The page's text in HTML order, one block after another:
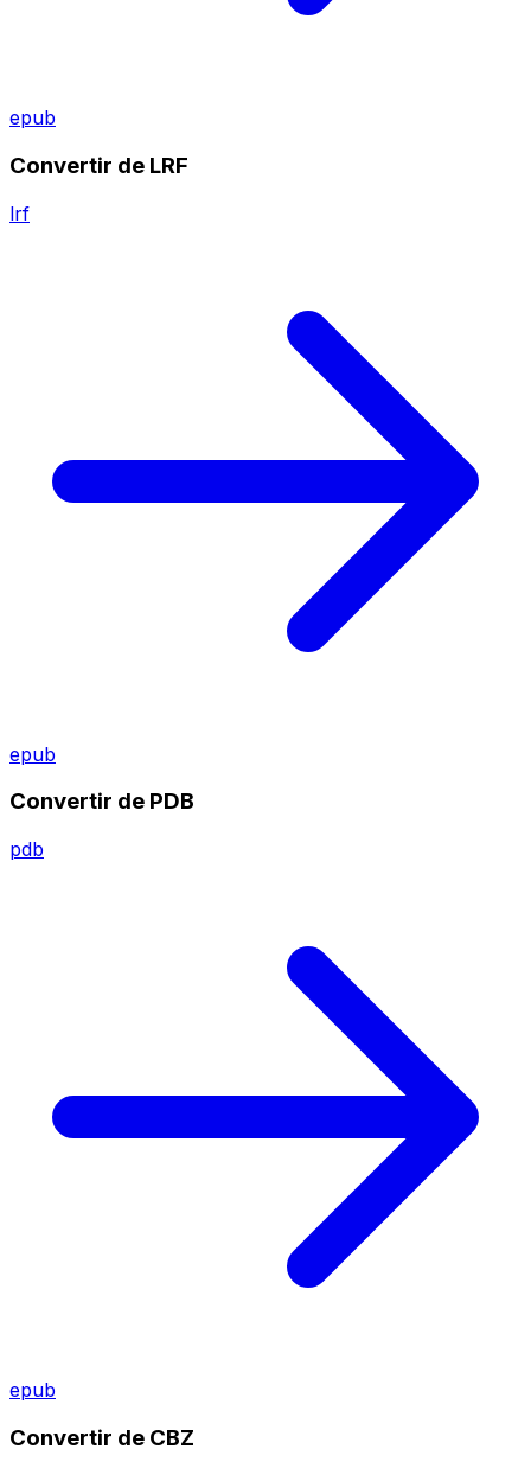
epub
Convertir de LRF
lrf
epub
Convertir de PDB
pdb
epub
Convertir de CBZ